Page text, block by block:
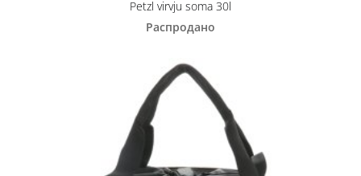
Petzl virvju soma 30l
Распродано